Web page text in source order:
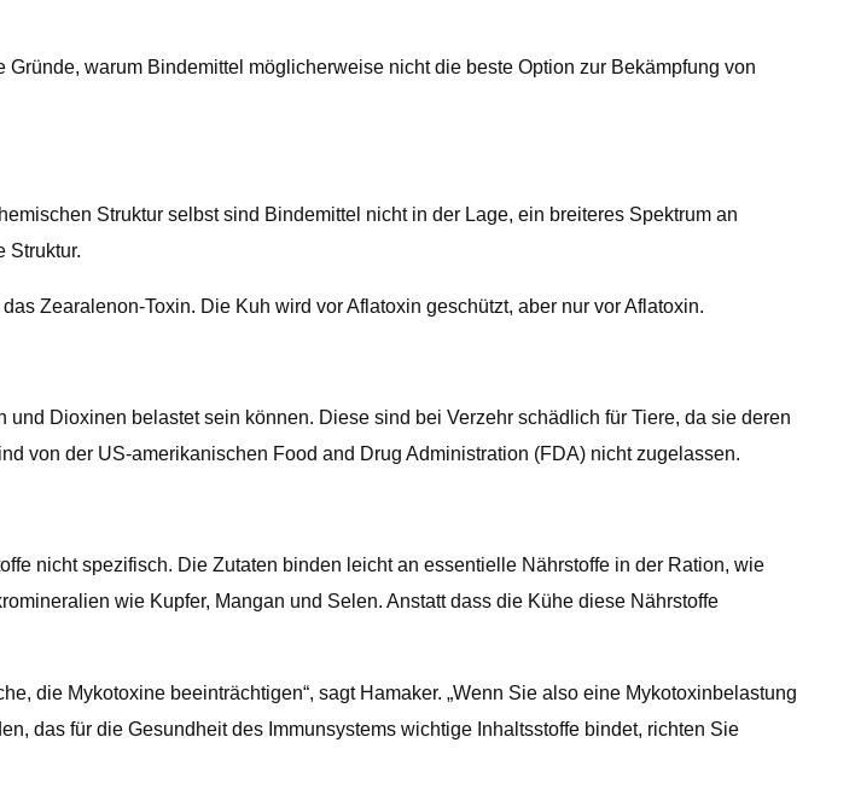
warum Bindemittel möglicherweise nicht die beste Option zur Bekämpfung von
Struktur selbst sind Bindemittel nicht in der Lage, ein breiteres Spektrum an
Struktur.
Zearalenon-Toxin. Die Kuh wird vor Aflatoxin geschützt, aber nur vor Aflatoxin.
Dioxinen belastet sein können. Diese sind bei Verzehr schädlich für Tiere, da sie deren
von der US-amerikanischen Food and Drug Administration (FDA) nicht zugelassen.
nicht spezifisch. Die Zutaten binden leicht an essentielle Nährstoffe in der Ration, wie
wie Kupfer, Mangan und Selen. Anstatt dass die Kühe diese Nährstoffe
die Mykotoxine beeinträchtigen“, sagt Hamaker. „Wenn Sie also eine Mykotoxinbelastung
das für die Gesundheit des Immunsystems wichtige Inhaltsstoffe bindet, richten Sie